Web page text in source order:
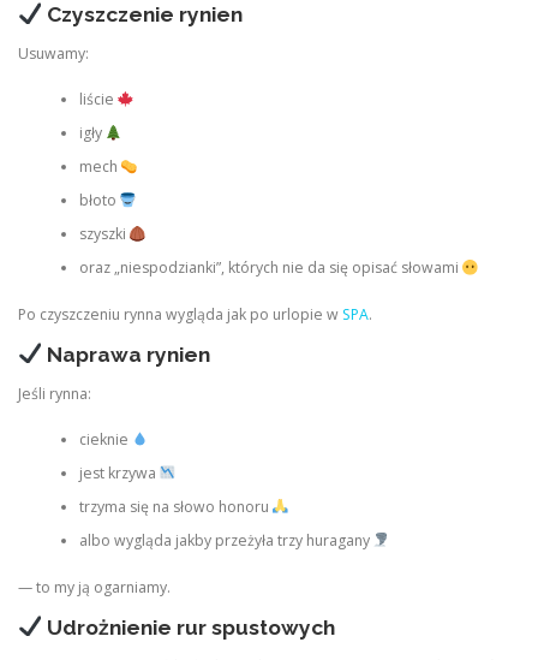
Czyszczenie rynien
Usuwamy:
liście
igły
mech
błoto
szyszki
oraz „niespodzianki”, których nie da się opisać słowami
Po czyszczeniu rynna wygląda jak po urlopie w SPA.
Naprawa rynien
Jeśli rynna:
cieknie
jest krzywa
trzyma się na słowo honoru
albo wygląda jakby przeżyła trzy huragany
— to my ją ogarniamy.
Udrożnienie rur spustowych